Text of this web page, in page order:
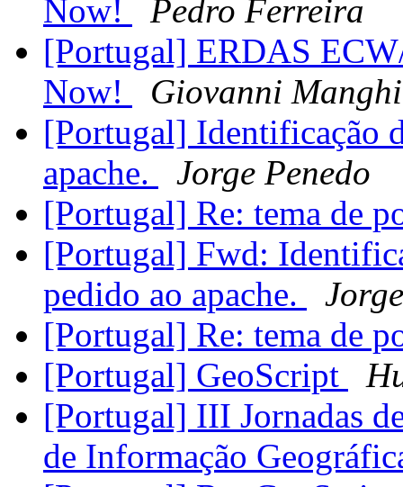
Now!
Pedro Ferreira
[Portugal] ERDAS
Now!
Giovanni Manghi
[Portugal] Identificação
apache.
Jorge Penedo
[Portugal] Re: tema de
[Portugal] Fwd:
pedido ao apache.
[Portugal] Re: tema de
[Portugal] GeoScript
[Portugal] III Jornadas
de Informação